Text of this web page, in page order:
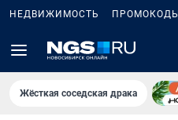
НЕДВИЖИМОСТЬ ПРОМОКОДЫ
Жёсткая соседская драка